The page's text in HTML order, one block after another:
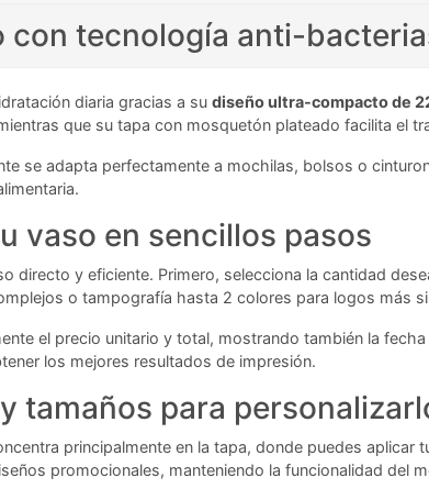
con tecnología anti-
diaria gracias a su diseño ultra-compacto de
que su tapa con mosquetón plateado facilita el
se adapta perfectamente a mochilas, bolsos o
vaso en sencillos pasos
directo y eficiente. Primero, selecciona la cantidad
o tampografía hasta 2 colores para logos más
el precio unitario y total, mostrando también la
los mejores resultados de impresión.
tamaños para
principalmente en la tapa, donde puedes aplicar
promocionales, manteniendo la funcionalidad del